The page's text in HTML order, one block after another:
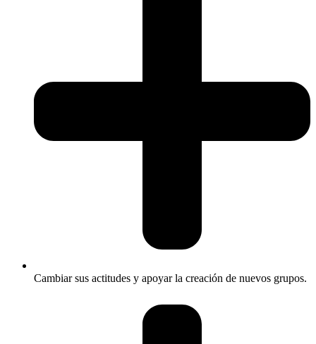
Cambiar sus actitudes y apoyar la creación de nuevos grupos.